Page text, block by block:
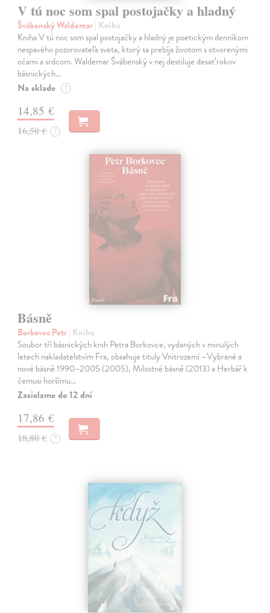
V tú noc som spal postojačky a hladný
Švábenský Waldemar| Kniha
Kniha V tú noc som spal postojačky a hladný je poetickým denníkom
nespavého pozorovateľa sveta, ktorý sa prebíja životom s otvorenými
očami a srdcom. Waldemar Švábenský v nej destiluje desať rokov
básnických…
Na sklade ?
14,85 €
16,50 € ?
Básně
Borkovec Petr| Kniha
Soubor tří básnických knih Petra Borkovce, vydaných v minulých
letech nakladatelstvím Fra, obsahuje tituly Vnitrozemí –Vybrané a
nové básně 1990–2005 (2005), Milostné básně (2013) a Herbář k
čemusi horšímu…
Zasielame do 12 dní
17,86 €
18,80 € ?